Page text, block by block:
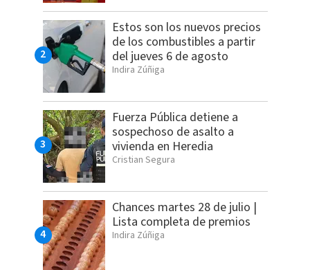
Estos son los nuevos precios
de los combustibles a partir
del jueves 6 de agosto
Indira Zúñiga
Fuerza Pública detiene a
sospechoso de asalto a
vivienda en Heredia
Cristian Segura
Chances martes 28 de julio |
Lista completa de premios
Indira Zúñiga